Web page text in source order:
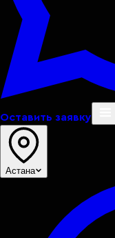
Оставить заявку
Астана